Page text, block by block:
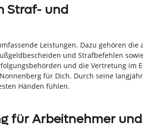
Straf- und
Leistungen. Dazu gehören die
und Strafbefehlen
und die Vertretung im
für Dich. Durch seine
Händen fühlen.
für Arbeitnehmer